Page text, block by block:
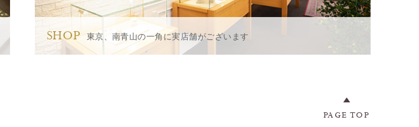
SHOP 東京、南青山の一角に実店舗がございます
PAGE TOP